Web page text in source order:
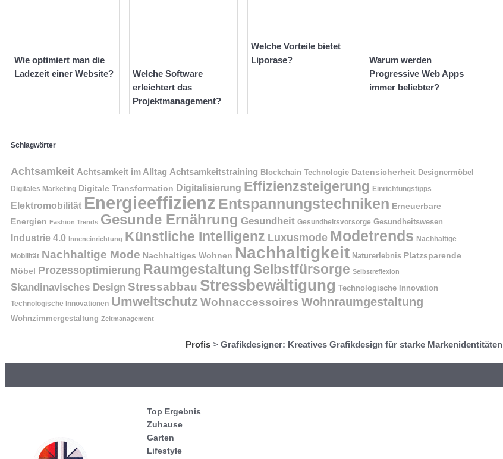
Wie optimiert man die
Ladezeit einer Website?
Welche Software
erleichtert das
Projektmanagement?
Welche Vorteile bietet
Liporase?
Warum werden
Progressive Web Apps
immer beliebter?
Schlagwörter
Achtsamkeit Achtsamkeit im Alltag Achtsamkeitstraining Blockchain Technologie Datensicherheit Designermöbel
Digitales Marketing Digitale Transformation Digitalisierung Effizienzsteigerung Einrichtungstipps
Elektromobilität Energieeffizienz Entspannungstechniken Erneuerbare
Energien Fashion Trends Gesunde Ernährung Gesundheit Gesundheitsvorsorge Gesundheitswesen
Industrie 4.0 Inneneinrichtung Künstliche Intelligenz Luxusmode Modetrends Nachhaltige
Mobilität Nachhaltige Mode Nachhaltiges Wohnen Nachhaltigkeit Naturerlebnis Platzsparende
Möbel Prozessoptimierung Raumgestaltung Selbstfürsorge Selbstreflexion
Skandinavisches Design Stressabbau Stressbewältigung Technologische Innovation
Technologische Innovationen Umweltschutz Wohnaccessoires Wohnraumgestaltung
Wohnzimmergestaltung Zeitmanagement
Profis> Grafikdesigner: Kreatives Grafikdesign für starke Markenidentitäten
Top Ergebnis
Zuhause
Garten
Lifestyle